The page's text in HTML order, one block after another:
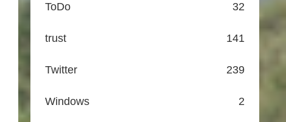
ToDo 32
trust 141
Twitter 239
Windows 2